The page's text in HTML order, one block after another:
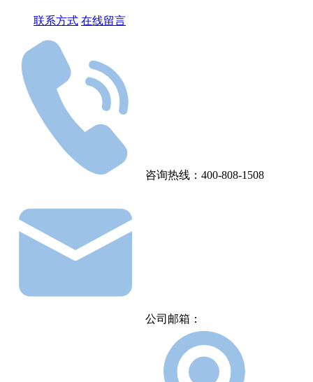
联系方式 在线留言
咨询热线：400-808-1508
公司邮箱：